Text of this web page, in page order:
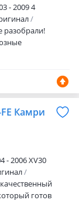
- 2009 4
разобрали!
из Японии!
двигатель
можешь найти
работать
цене?
двигатель в
предлагаем не
как это
FE Камри
- 2006 XV30
готов